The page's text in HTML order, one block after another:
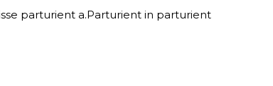
parturient a.Parturient in parturient